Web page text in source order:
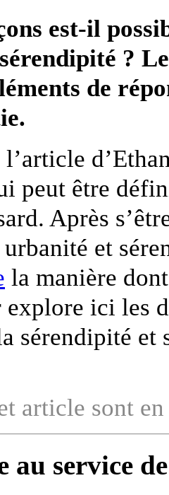
est-il
?
de
peut être
Après
et
la manière
explore ici les
sérendipité et
article sont
au service